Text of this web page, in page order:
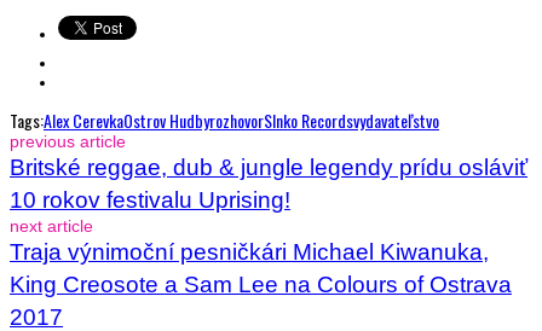
Tags:Alex CerevkaOstrov HudbyRozhovorSlnko RecordsVydavateľstvo
previous article
Britské reggae, dub & jungle legendy prídu osláviť
10 rokov festivalu Uprising!
next article
Traja výnimoční pesničkári Michael Kiwanuka,
King Creosote a Sam Lee na Colours of Ostrava
2017